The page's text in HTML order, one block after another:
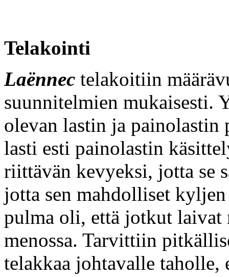
Telakointi
Laënnec telakoitiin
suunnitelmien mukaisesti.
olevan lastin ja painolastin
lasti esti painolastin
riittävän kevyeksi, jotta se
jotta sen mahdolliset
pulma oli, että jotkut
menossa. Tarvittiin
telakkaa johtavalle